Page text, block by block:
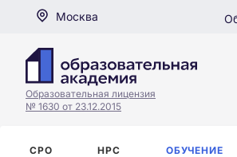
Москва
Образовательная лицензия
№ 1630 от 23.12.2015
СРО НРС ОБУЧЕНИЕ